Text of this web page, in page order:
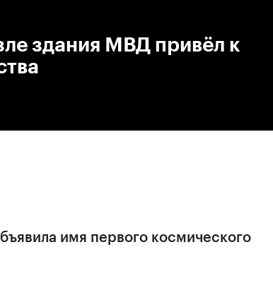
здания МВД привёл к
имя первого космического